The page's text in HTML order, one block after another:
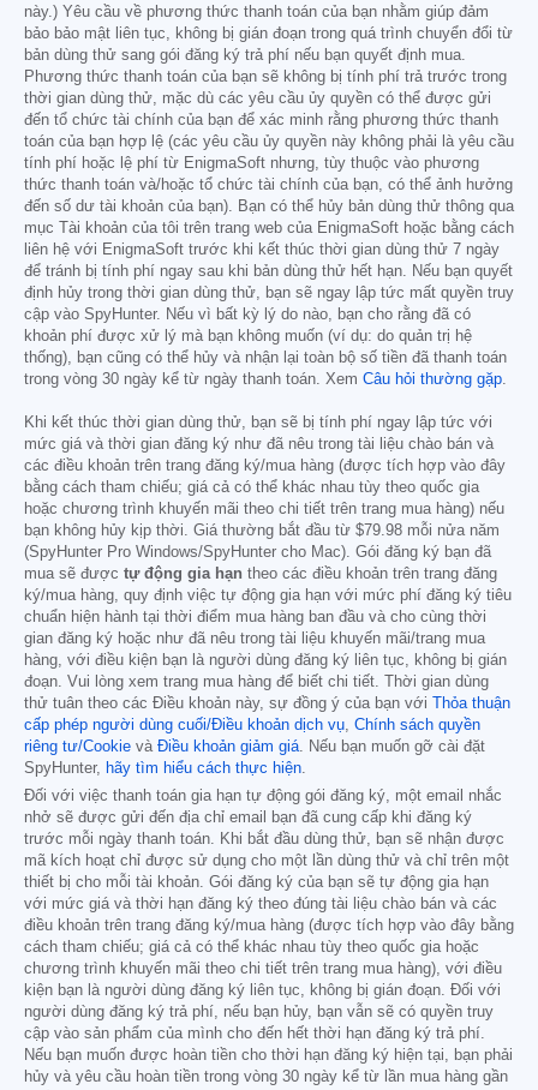
này.) Yêu cầu về phương thức thanh toán của bạn nhằm giúp đảm
bảo bảo mật liên tục, không bị gián đoạn trong quá trình chuyển đổi từ
bản dùng thử sang gói đăng ký trả phí nếu bạn quyết định mua.
Phương thức thanh toán của bạn sẽ không bị tính phí trả trước trong
thời gian dùng thử, mặc dù các yêu cầu ủy quyền có thể được gửi
đến tổ chức tài chính của bạn để xác minh rằng phương thức thanh
toán của bạn hợp lệ (các yêu cầu ủy quyền này không phải là yêu cầu
tính phí hoặc lệ phí từ EnigmaSoft nhưng, tùy thuộc vào phương
thức thanh toán và/hoặc tổ chức tài chính của bạn, có thể ảnh hưởng
đến số dư tài khoản của bạn). Bạn có thể hủy bản dùng thử thông qua
mục Tài khoản của tôi trên trang web của EnigmaSoft hoặc bằng cách
liên hệ với EnigmaSoft trước khi kết thúc thời gian dùng thử 7 ngày
để tránh bị tính phí ngay sau khi bản dùng thử hết hạn. Nếu bạn quyết
định hủy trong thời gian dùng thử, bạn sẽ ngay lập tức mất quyền truy
cập vào SpyHunter. Nếu vì bất kỳ lý do nào, bạn cho rằng đã có
khoản phí được xử lý mà bạn không muốn (ví dụ: do quản trị hệ
thống), bạn cũng có thể hủy và nhận lại toàn bộ số tiền đã thanh toán
trong vòng 30 ngày kể từ ngày thanh toán. Xem Câu hỏi thường gặp.
Khi kết thúc thời gian dùng thử, bạn sẽ bị tính phí ngay lập tức với
mức giá và thời gian đăng ký như đã nêu trong tài liệu chào bán và
các điều khoản trên trang đăng ký/mua hàng (được tích hợp vào đây
bằng cách tham chiếu; giá cả có thể khác nhau tùy theo quốc gia
hoặc chương trình khuyến mãi theo chi tiết trên trang mua hàng) nếu
bạn không hủy kịp thời. Giá thường bắt đầu từ $79.98 mỗi nửa năm
(SpyHunter Pro Windows/SpyHunter cho Mac). Gói đăng ký bạn đã
mua sẽ được tự động gia hạn theo các điều khoản trên trang đăng
ký/mua hàng, quy định việc tự động gia hạn với mức phí đăng ký tiêu
chuẩn hiện hành tại thời điểm mua hàng ban đầu và cho cùng thời
gian đăng ký hoặc như đã nêu trong tài liệu khuyến mãi/trang mua
hàng, với điều kiện bạn là người dùng đăng ký liên tục, không bị gián
đoạn. Vui lòng xem trang mua hàng để biết chi tiết. Thời gian dùng
thử tuân theo các Điều khoản này, sự đồng ý của bạn với Thỏa thuận
cấp phép người dùng cuối/Điều khoản dịch vụ, Chính sách quyền
riêng tư/Cookie và Điều khoản giảm giá. Nếu bạn muốn gỡ cài đặt
SpyHunter, hãy tìm hiểu cách thực hiện.
Đối với việc thanh toán gia hạn tự động gói đăng ký, một email nhắc
nhở sẽ được gửi đến địa chỉ email bạn đã cung cấp khi đăng ký
trước mỗi ngày thanh toán. Khi bắt đầu dùng thử, bạn sẽ nhận được
mã kích hoạt chỉ được sử dụng cho một lần dùng thử và chỉ trên một
thiết bị cho mỗi tài khoản. Gói đăng ký của bạn sẽ tự động gia hạn
với mức giá và thời hạn đăng ký theo đúng tài liệu chào bán và các
điều khoản trên trang đăng ký/mua hàng (được tích hợp vào đây bằng
cách tham chiếu; giá cả có thể khác nhau tùy theo quốc gia hoặc
chương trình khuyến mãi theo chi tiết trên trang mua hàng), với điều
kiện bạn là người dùng đăng ký liên tục, không bị gián đoạn. Đối với
người dùng đăng ký trả phí, nếu bạn hủy, bạn vẫn sẽ có quyền truy
cập vào sản phẩm của mình cho đến hết thời hạn đăng ký trả phí.
Nếu bạn muốn được hoàn tiền cho thời hạn đăng ký hiện tại, bạn phải
hủy và yêu cầu hoàn tiền trong vòng 30 ngày kể từ lần mua hàng gần